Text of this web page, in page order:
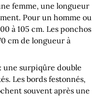
femme, une longueur
Pour un homme ou
à 105 cm. Les ponchos
cm de longueur à
une surpiqûre double
Les bords festonnés,
souvent après une